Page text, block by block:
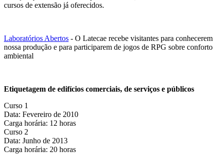
cursos de extensão já oferecidos.
Laboratórios Abertos - O Latecae recebe visitantes para conhecerem
nossa produção e para participarem de jogos de RPG sobre conforto
ambiental
Etiquetagem de edifícios comerciais, de serviços e públicos
Curso 1
Data: Fevereiro de 2010
Carga horária: 12 horas
Curso 2
Data: Junho de 2013
Carga horária: 20 horas